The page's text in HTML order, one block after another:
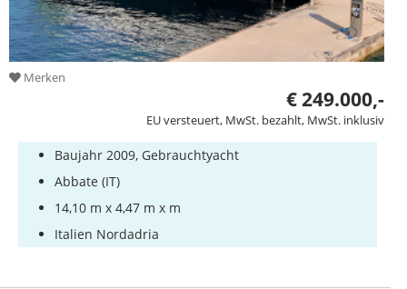
Merken
€ 249.000,-
EU versteuert, MwSt. bezahlt, MwSt. inklusiv
Baujahr 2009, Gebrauchtyacht
Abbate (IT)
14,10 m x 4,47 m x m
Italien Nordadria